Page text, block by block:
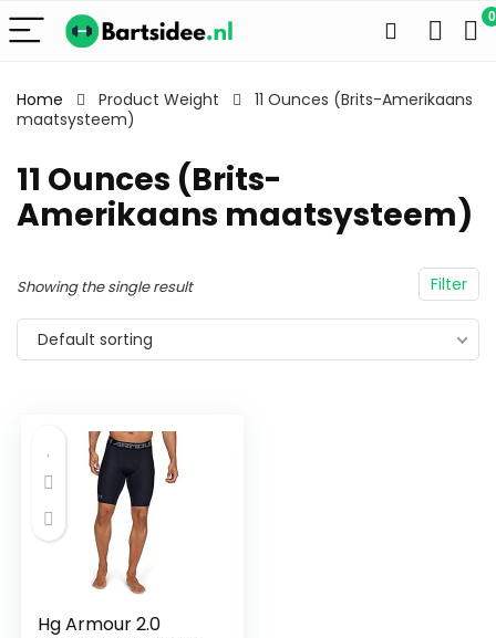
0
Home Product Weight
11 Ounces (Brits-Amerikaans
maatsysteem)
11 Ounces (Brits-
Amerikaans maatsysteem)
Filter
Showing the single result
Default sorting
Hg Armour 2.0